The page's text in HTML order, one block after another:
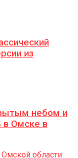
из
небом и
в Омске в